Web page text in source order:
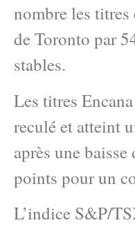
nombre les titres
de Toronto par
stables.
Les titres
reculé et atteint
après une
points pour un
L’indice S&P/